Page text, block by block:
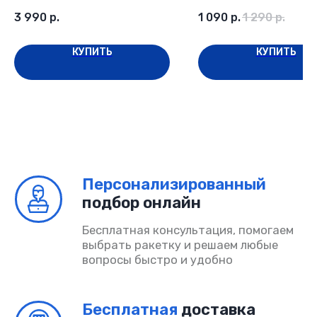
3 990 р.
КУПИТЬ
1 090 р.1 290 р.
КУПИТЬ
Согласие на обработку
Политика конфиденциальности
Договор-оферта
Доставка и оплата
Главная
Возврат и обмен
© PADELINO 2026
ИП Шмакова Алина Владимировна
ОГРНИП 325080000034032